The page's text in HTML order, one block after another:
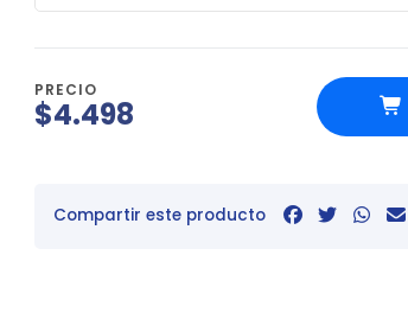
PRECIO
$4.498
Compartir este producto